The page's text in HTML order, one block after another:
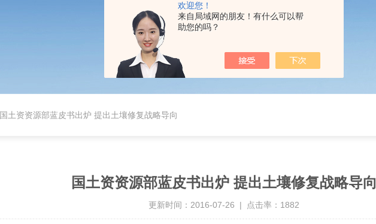
欢迎您！
来自局域网的朋友！有什么可以帮
助您的吗？
国土资资源部蓝皮书出炉 提出土壤修复战略导向
国土资资源部蓝皮书出炉 提出土壤修复战略导向
更新时间：2016-07-26 | 点击率：1882